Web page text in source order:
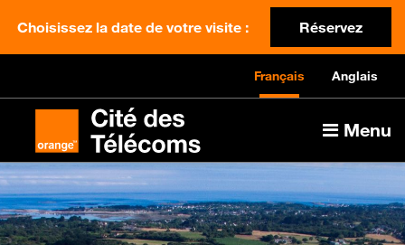
Choisissez la date de votre visite : Réservez
Français Anglais
Menu